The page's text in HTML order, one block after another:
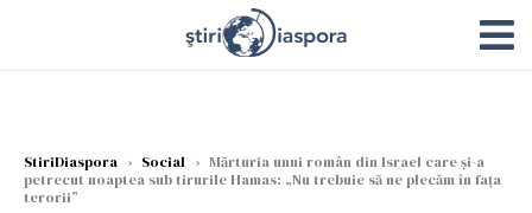
StiriDiaspora › Social › Mărturia unui român din Israel care şi-a
petrecut noaptea sub tirurile Hamas: „Nu trebuie să ne plecăm în faţa
terorii”